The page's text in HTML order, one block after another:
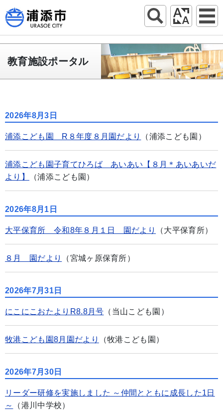
教育施設ポータル
2026年8月3日
浦添こども園 R８年度８月園だより （浦添こども園）
浦添こども園子育てひろば あいあい【８月＊あいあいだ
より】
（浦添こども園）
2026年8月1日
大平保育所 令和8年８月１日 園だより （大平保育所）
８月 園だより （宮城ヶ原保育所）
2026年7月31日
にこにこおたよりR8.8月号 （当山こども園）
牧港こども園8月園だより （牧港こども園）
2026年7月30日
リーダー研修を実施しました ～仲間とともに成長した1日
～
（港川中学校）